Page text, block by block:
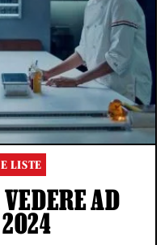
LISTE
AD
2024